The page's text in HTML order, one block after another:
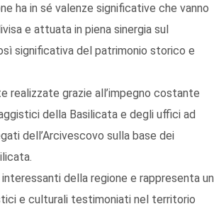
ha in sé valenze significative che vanno
e attuata in piena sinergia sul
significativa del patrimonio storico e
realizzate grazie all’impegno costante
della Basilicata e degli uffici ad
dell’Arcivescovo sulla base dei
della regione e rappresenta un
e culturali testimoniati nel territorio